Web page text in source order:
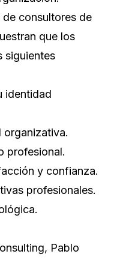
consultores de
que los
siguientes
identidad
organizativa.
profesional.
y confianza.
profesionales.
Pablo